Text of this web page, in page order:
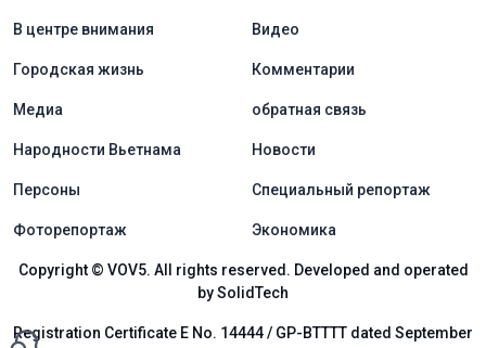
В центре внимания Видео
Городская жизнь Комментарии
Медиа обратная связь
Народности Вьетнама Новости
Персоны Специальный репортаж
Фоторепортаж Экономика
Copyright © VOV5. All rights reserved. Developed and operated
by SolidTech
Registration Certificate E No. 14444 / GP-BTTTT dated September